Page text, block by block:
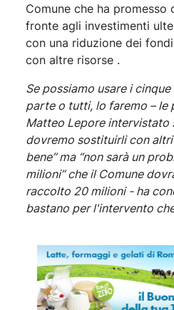
Comune che ha promesso
fronte agli investimenti
con una riduzione dei
con altre risorse .
Se possiamo usare i
parte o tutti, lo faremo – le
Matteo Lepore intervistato
dovremo sostituirli con
bene” ma “non sarà un
milioni” che il Comune
raccolto 20 milioni - ha
bastano per l'intervento